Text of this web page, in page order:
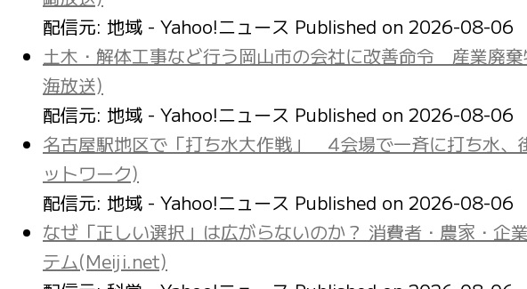
配信元: 地域 - Yahoo!ニュース Published on 2026-08-06
土木・解体工事など行う岡山市の会社に改善命令 産業廃
海放送)
配信元: 地域 - Yahoo!ニュース Published on 2026-08-06
名古屋駅地区で「打ち水大作戦」 4会場で一斉に打ち水、
ットワーク)
配信元: 地域 - Yahoo!ニュース Published on 2026-08-06
なぜ「正しい選択」は広がらないのか？ 消費者・農家・企
テム(Meiji.net)